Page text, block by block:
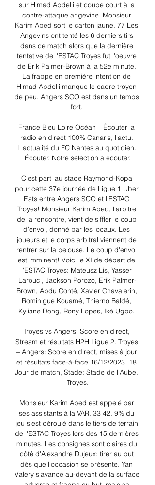
sur Himad Abdelli et coupe court à la
contre-attaque angevine. Monsieur
Karim Abed sort le carton jaune. 77 Les
Angevins ont tenté les 6 derniers tirs
dans ce match alors que la dernière
tentative de l'ESTAC Troyes fut l'oeuvre
de Erik Palmer-Brown à la 52e minute.
La frappe en première intention de
Himad Abdelli manque le cadre troyen
de peu. Angers SCO est dans un temps
fort.
France Bleu Loire Océan – Écouter la
radio en direct 100% Canaris, l'actu.
L'actualité du FC Nantes au quotidien.
Écouter. Notre sélection à écouter.
C'est parti au stade Raymond-Kopa
pour cette 37e journée de Ligue 1 Uber
Eats entre Angers SCO et l'ESTAC
Troyes! Monsieur Karim Abed, l'arbitre
de la rencontre, vient de siffler le coup
d'envoi, donné par les locaux. Les
joueurs et le corps arbitral viennent de
rentrer sur la pelouse. Le coup d'envoi
est imminent! Voici le XI de départ de
l'ESTAC Troyes: Mateusz Lis, Yasser
Larouci, Jackson Porozo, Erik Palmer-
Brown, Abdu Conté, Xavier Chavalerin,
Rominigue Kouamé, Thierno Baldé,
Kyliane Dong, Rony Lopes, Iké Ugbo.
Troyes vs Angers: Score en direct,
Stream et résultats H2H Ligue 2. Troyes
– Angers: Score en direct, mises à jour
et résultats face-à-face 16/12/2023. 18
Jour de match, Stade: Stade de l'Aube.
Troyes.
Monsieur Karim Abed est appelé par
ses assistants à la VAR. 33 42. 9% du
jeu s'est déroulé dans le tiers de terrain
de l'ESTAC Troyes lors des 15 dernières
minutes. Les consignes sont claires du
côté d'Alexandre Dujeux: tirer au but
dès que l'occasion se présente. Yan
Valery s'avance au-devant de la surface